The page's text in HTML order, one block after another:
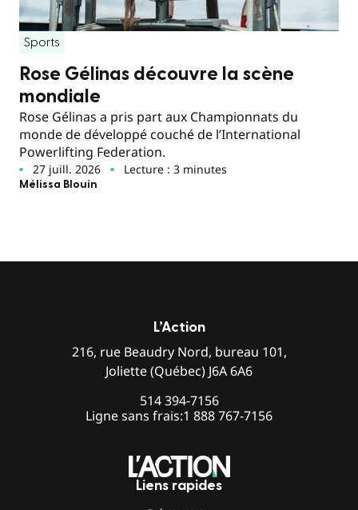
Sports
Rose Gélinas découvre la scène
mondiale
Rose Gélinas a pris part aux Championnats du
monde de développé couché de l’International
Powerlifting Federation.
27 juill. 2026 Lecture : 3 minutes
Mélissa Blouin
L’Action
216, rue Beaudry Nord, bureau 101,
Joliette (Québec) J6A 6A6
514 394-7156
Ligne sans frais:1 888 767-7156
Liens rapides